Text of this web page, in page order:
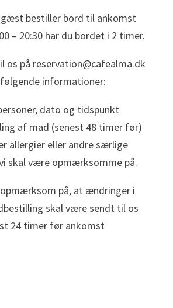
gæst bestiller bord til ankomst
– 20:30 har du bordet i 2 timer.
os på reservation@cafealma.dk
informationer:
dato og tidspunkt
af mad (senest 48 timer før)
allergier eller andre særlige
skal være opmærksomme på.
opmærksom på, at ændringer i
skal være sendt til os
24 timer før ankomst